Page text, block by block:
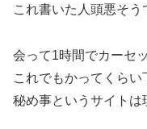
これ書いた人頭悪そう
会って1時間でカーセ
これでもかってくらい
秘め事というサイトは